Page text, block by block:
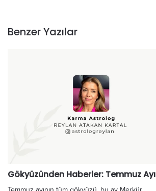
Benzer Yazılar
Gökyüzünden Haberler: Temmuz Ayı